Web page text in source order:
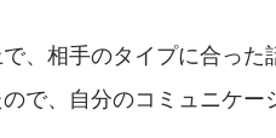
、相手のタイプに合っ
で、自分のコミュニケー